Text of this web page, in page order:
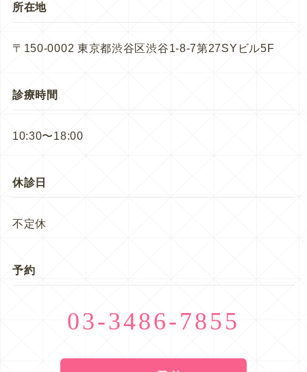
所在地
〒150-0002 東京都渋谷区渋谷1-8-7第27SYビル5F
診療時間
10:30〜18:00
休診日
不定休
予約
03-3486-7855